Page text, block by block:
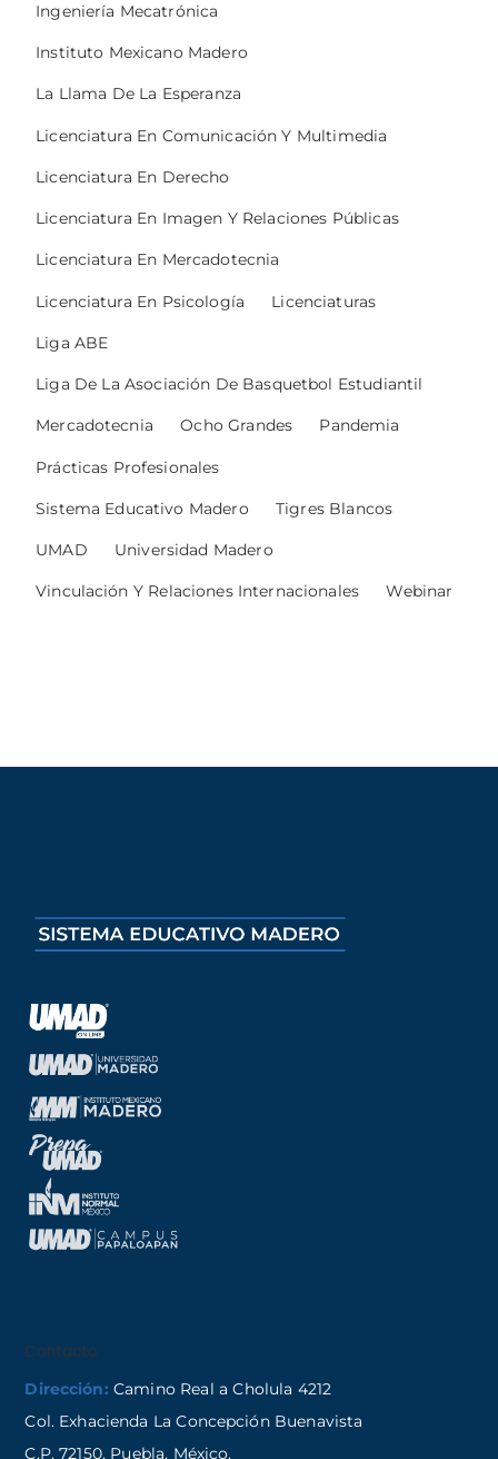
Ingeniería Mecatrónica
Instituto Mexicano Madero
La Llama De La Esperanza
Licenciatura En Comunicación Y Multimedia
Licenciatura En Derecho
Licenciatura En Imagen Y Relaciones Públicas
Licenciatura En Mercadotecnia
Licenciatura En Psicología Licenciaturas
Liga ABE
Liga De La Asociación De Basquetbol Estudiantil
Mercadotecnia Ocho Grandes Pandemia
Prácticas Profesionales
Sistema Educativo Madero Tigres Blancos
UMAD Universidad Madero
Vinculación Y Relaciones Internacionales Webinar
Contacto
Dirección: Camino Real a Cholula 4212
Col. Exhacienda La Concepción Buenavista
C.P. 72150, Puebla, México.